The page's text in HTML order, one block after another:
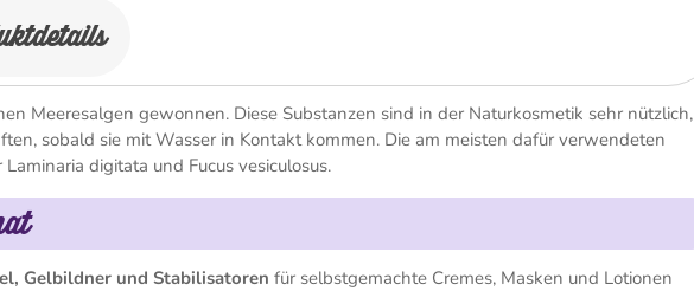
Meeresalgen gewonnen. Diese Substanzen sind in der Naturkosmetik sehr nützlich,
sobald sie mit Wasser in Kontakt kommen. Die am meisten dafür verwendeten
digitata und Fucus vesiculosus.
Gelbildner und Stabilisatoren für selbstgemachte Cremes, Masken und Lotionen